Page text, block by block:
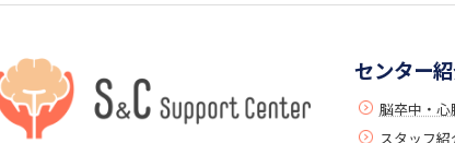
センター
脳卒中・心
スタッフ紹